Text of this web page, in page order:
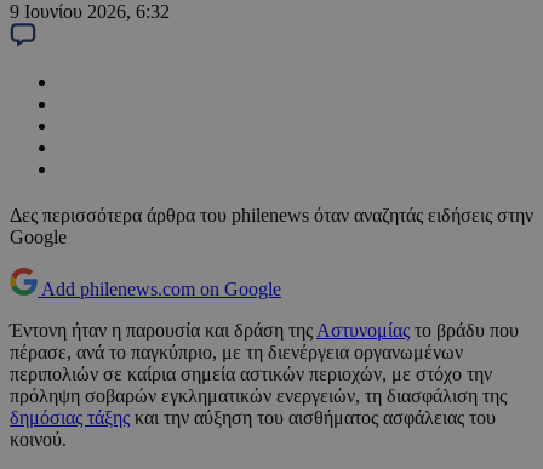
9 Ιουνίου 2026, 6:32
Δες περισσότερα άρθρα του philenews όταν αναζητάς ειδήσεις στην
Google
Add philenews.com on Google
Έντονη ήταν η παρουσία και δράση της Αστυνομίας το βράδυ που
πέρασε, ανά το παγκύπριο, με τη διενέργεια οργανωμένων
περιπολιών σε καίρια σημεία αστικών περιοχών, με στόχο την
πρόληψη σοβαρών εγκληματικών ενεργειών, τη διασφάλιση της
δημόσιας τάξης και την αύξηση του αισθήματος ασφάλειας του
κοινού.